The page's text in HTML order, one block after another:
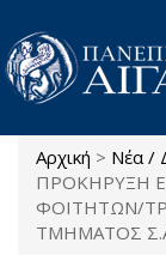
Παράκαμψη προς
Είστε
Αρχική > Νέα /
ΠΡΟΚΗΡΥΞΗ
ΦΟΙΤΗΤΩΝ/
ΤΜΗΜΑΤΟΣ